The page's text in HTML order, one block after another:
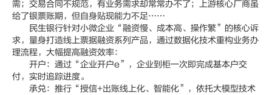
需；交易合同不规范，有业务需求却常常办不了；上游核心厂商虽
给了银票账期，但自身贴现能力不足……
民生银行针对小微企业“融资慢、成本高、操作繁”的核心诉
求，量身打造线上票据融资系列产品，通过数据化技术重构业务办
理流程，大幅提高融资效率：
开户：通过“企业开户e”，企业到柜一次即完成基本户交
付，实时追踪进度。
承兑：推行“授信+出账线上化、智能化”，依托大模型技术